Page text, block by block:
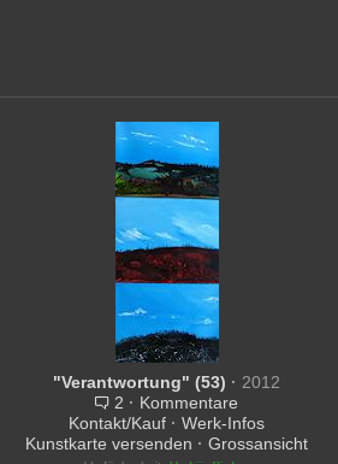
"Verantwortung" (53) · 2012
2 · Kommentare
Kontakt/Kauf · Werk-Infos
Kunstkarte versenden · Grossansicht